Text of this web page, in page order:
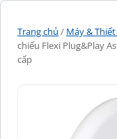
Trang chủ / Máy &
chiếu Flexi Plug&Play
cấp